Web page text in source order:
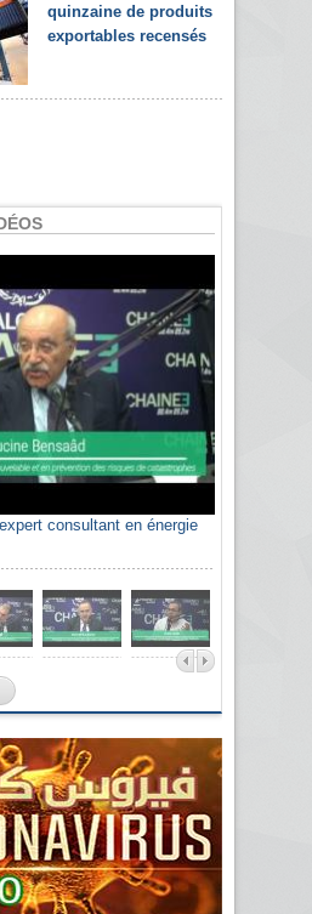
quinzaine de produits
exportables recensés
consultant en énergie